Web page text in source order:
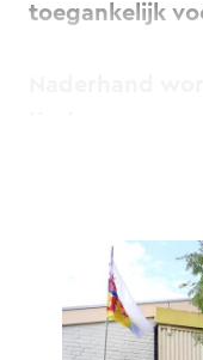
toegankelijk
Kortom, een
Tip: maak je